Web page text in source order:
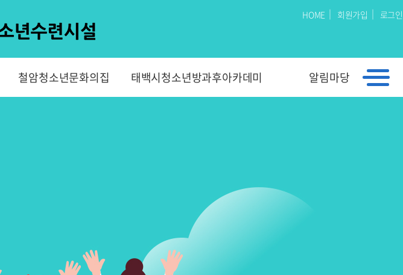
HOME ｜ 회원가입 ｜ 로그인
철암청소년문화의집 태백시청소년방과후아카데미 알림마당